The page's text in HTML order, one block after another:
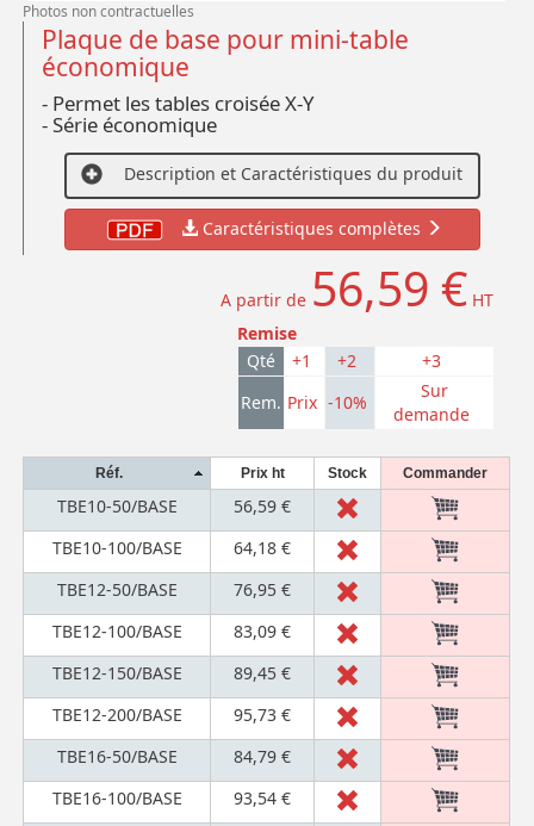
Photos non contractuelles
Plaque de base pour mini-table
économique
- Permet les tables croisée X-Y
- Série économique
Description et Caractéristiques du produit
Caractéristiques complètes
A partir de 56,59 € HT
Remise
Qté
+1 +2
+3
Rem. Prix -10%
Sur
demande
Réf. Prix ht Stock Commander
TBE10-50/BASE
56,59 €
TBE10-100/BASE
64,18 €
TBE12-50/BASE
76,95 €
TBE12-100/BASE
83,09 €
TBE12-150/BASE
89,45 €
TBE12-200/BASE
95,73 €
TBE16-50/BASE
84,79 €
TBE16-100/BASE
93,54 €